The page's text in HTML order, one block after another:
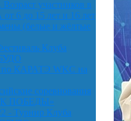
участников в
6 до 15 лет и 16 лет
(белые и жёлтые
Клуба
по КАРАТЭ WKC на
соревнования
ПОБЕДЫ»
- Турнир Клуба